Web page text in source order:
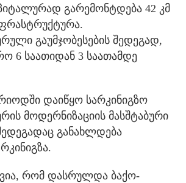
გარემონტდება 42 კმ
გაუმჯობესების შედეგად,
6 საათიდან 3 საათამდე
დაიწყო სარკინიგზო
მოდერნიზაციის მასშტაბური
განახლდება
რომ დასრულდა ბაქო-